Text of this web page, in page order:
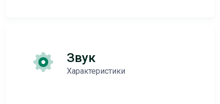
Звук
Характеристики